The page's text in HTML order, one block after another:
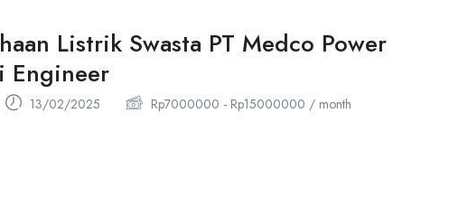
Listrik Swasta PT Medco Power
Engineer
13/02/2025 Rp7000000 - Rp15000000 / month